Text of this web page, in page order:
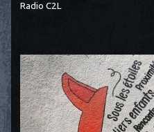
Radio C2L